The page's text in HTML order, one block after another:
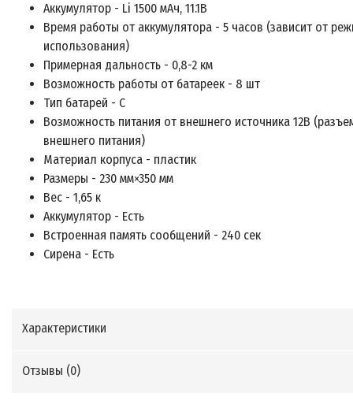
Аккумулятор - Li 1500 мАч, 11.1В
Время работы от аккумулятора - 5 часов (зависит от
использования)
Примерная дальность - 0,8-2 км
Возможность работы от батареек - 8 шт
Тип батарей - С
Возможность питания от внешнего источника 12В
внешнего питания)
Материал корпуса - пластик
Размеры - 230 мм×350 мм
Вес - 1,65 к
Аккумулятор - Есть
Встроенная память сообщений - 240 сек
Сирена - Есть
Характеристики
Отзывы (0)